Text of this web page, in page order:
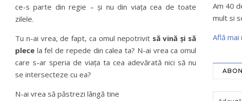
ce-s parte din regie – și nu din viața cea de toate
zilele.
Tu n-ai vrea, de fapt, ca omul nepotrivit să vină și să
plece la fel de repede din calea ta? N-ai vrea ca omul
care s-ar speria de viața ta cea adevărată nici să nu
se intersecteze cu ea?
N-ai vrea să păstrezi lângă tine
Am 40
mult si
Află mai